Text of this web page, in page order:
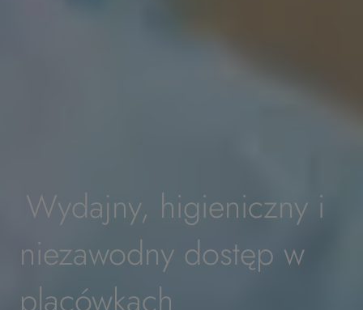
Wydajny, higieniczny i
niezawodny dostęp w
placówkach